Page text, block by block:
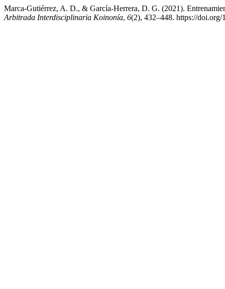
Marca-Gutiérrez, A. D., & García-Herrera, D. G. (2021).
Arbitrada Interdisciplinaria Koinonía, 6(2), 432–448. https://